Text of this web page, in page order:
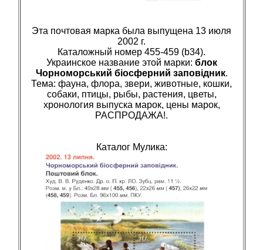
Эта почтовая марка была выпущена 13 июля
2002 г.
Каталожный номер 455-459 (b34).
Украинское название этой марки: блок
Чорноморський біосферний заповідник.
Тема: фауна, флора, звери, животные, кошки,
собаки, птицы, рыбы, растения, цветы,
хронология выпуска марок, цены марок,
РАСПРОДАЖА!.
Каталог Мулика: